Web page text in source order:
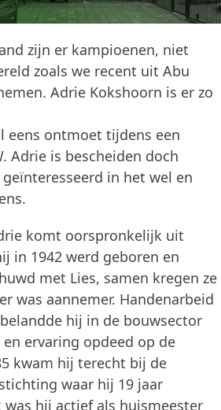
zijn er kampioenen, niet
zoals we recent uit Abu
Adrie Kokshoorn is er zo
eens ontmoet tijdens een
Adrie is bescheiden doch
in het wel en
komt oorspronkelijk uit
in 1942 werd geboren en
met Lies, samen kregen ze
was aannemer. Handenarbeid
hij in de bouwsector
ervaring opdeed op de
kwam hij terecht bij de
waar hij 19 jaar
was hij actief als huismeester